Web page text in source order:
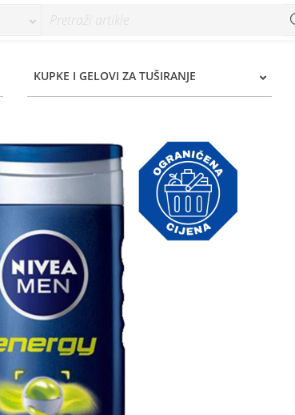
KUPKE I GELOVI ZA TUŠIRANJE